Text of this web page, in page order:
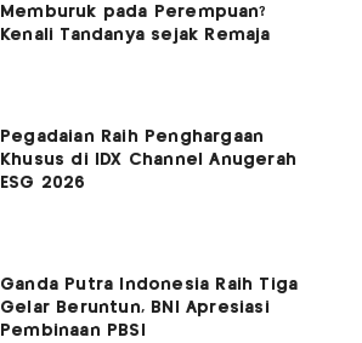
Memburuk pada Perempuan?
Kenali Tandanya sejak Remaja
Pegadaian Raih Penghargaan
Khusus di IDX Channel Anugerah
ESG 2026
Ganda Putra Indonesia Raih Tiga
Gelar Beruntun, BNI Apresiasi
Pembinaan PBSI